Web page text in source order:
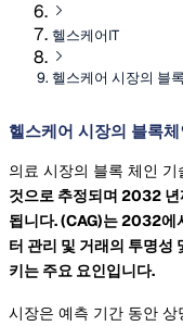
헬스케어IT
헬스케어 시장의 블
헬스케어 시장의 블록
의료 시장의 블록 체인
것으로 추정되며 2032 년
됩니다.(CAG)는 2032에
터 관리 및 거래의 투명성
키는 주요 요인입니다.
시장은 예측 기간 동안